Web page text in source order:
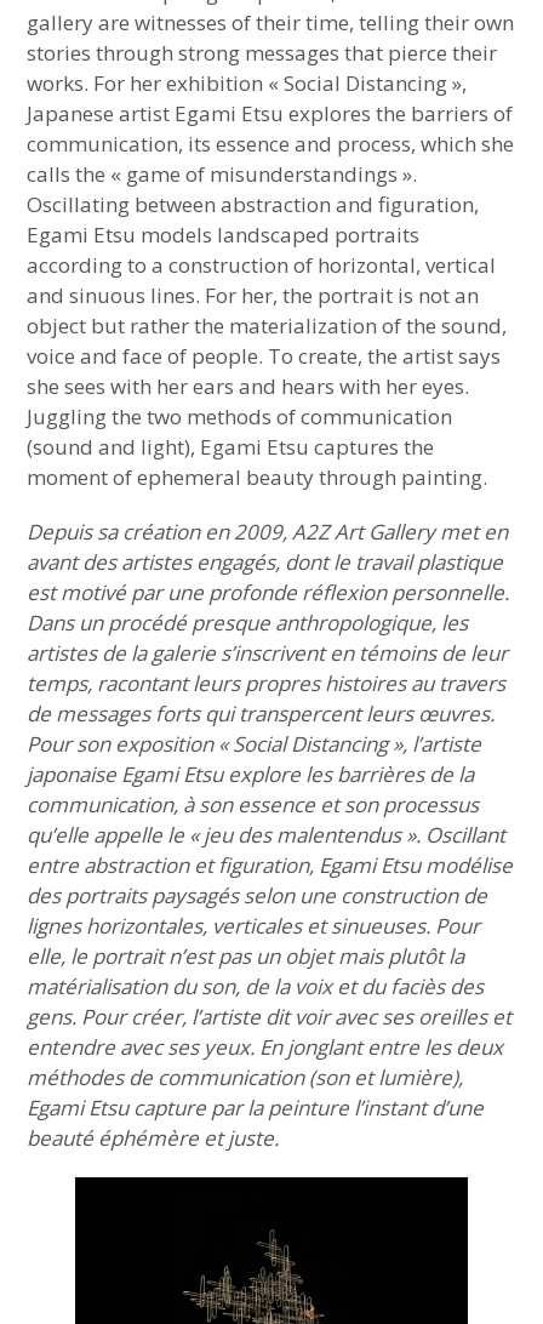
gallery are witnesses of their time, telling their own
stories through strong messages that pierce their
works. For her exhibition « Social Distancing »,
Japanese artist Egami Etsu explores the barriers of
communication, its essence and process, which she
calls the « game of misunderstandings ».
Oscillating between abstraction and figuration,
Egami Etsu models landscaped portraits
according to a construction of horizontal, vertical
and sinuous lines. For her, the portrait is not an
object but rather the materialization of the sound,
voice and face of people. To create, the artist says
she sees with her ears and hears with her eyes.
Juggling the two methods of communication
(sound and light), Egami Etsu captures the
moment of ephemeral beauty through painting.
Depuis sa création en 2009, A2Z Art Gallery met en
avant des artistes engagés, dont le travail plastique
est motivé par une profonde réflexion personnelle.
Dans un procédé presque anthropologique, les
artistes de la galerie s’inscrivent en témoins de leur
temps, racontant leurs propres histoires au travers
de messages forts qui transpercent leurs œuvres.
Pour son exposition « Social Distancing », l’artiste
japonaise Egami Etsu explore les barrières de la
communication, à son essence et son processus
qu’elle appelle le « jeu des malentendus ». Oscillant
entre abstraction et figuration, Egami Etsu modélise
des portraits paysagés selon une construction de
lignes horizontales, verticales et sinueuses. Pour
elle, le portrait n’est pas un objet mais plutôt la
matérialisation du son, de la voix et du faciès des
gens. Pour créer, l’artiste dit voir avec ses oreilles et
entendre avec ses yeux. En jonglant entre les deux
méthodes de communication (son et lumière),
Egami Etsu capture par la peinture l’instant d’une
beauté éphémère et juste.